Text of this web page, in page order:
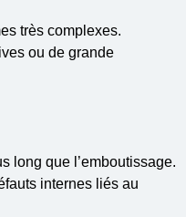
très complexes.
ou de grande
long que l’emboutissage.
internes liés au